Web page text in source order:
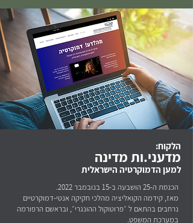
הלקוח:
מדעני.ות מדינה
למען הדמוקרטיה הישראלית
הכנסת ה-25 הושבעה ב-15 בנובמבר 2022​.
מאז, קידמה הקואליציה מהלכי חקיקה אנטי-דמוקרטיים
נרחבים בהתאם ל ״פרוטוקול ההונגרי״, ובראשם הרפורמה
במערכת המשפט.